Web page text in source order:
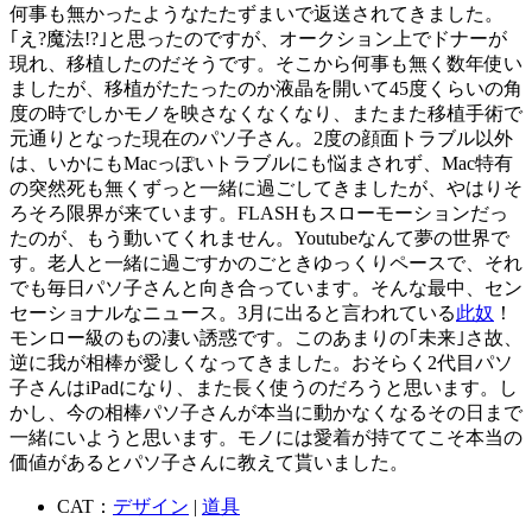
何事も無かったようなたたずまいで返送されてきました。
｢え?魔法!?｣と思ったのですが、オークション上でドナーが
現れ、移植したのだそうです。そこから何事も無く数年使い
ましたが、移植がたたったのか液晶を開いて45度くらいの角
度の時でしかモノを映さなくなくなり、またまた移植手術で
元通りとなった現在のパソ子さん。2度の顔面トラブル以外
は、いかにもMacっぽいトラブルにも悩まされず、Mac特有
の突然死も無くずっと一緒に過ごしてきましたが、やはりそ
ろそろ限界が来ています。FLASHもスローモーションだっ
たのが、もう動いてくれません。Youtubeなんて夢の世界で
す。老人と一緒に過ごすかのごときゆっくりペースで、それ
でも毎日パソ子さんと向き合っています。そんな最中、セン
セーショナルなニュース。3月に出ると言われている此奴 ！
モンロー級のもの凄い誘惑です。このあまりの｢未来｣さ故、
逆に我が相棒が愛しくなってきました。おそらく2代目パソ
子さんはiPadになり、また長く使うのだろうと思います。し
かし、今の相棒パソ子さんが本当に動かなくなるその日まで
一緒にいようと思います。モノには愛着が持ててこそ本当の
価値があるとパソ子さんに教えて貰いました。
CAT： デザイン | 道具